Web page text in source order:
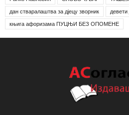
дан стваралаштва за дјецу зворник
књига афоризама ПУЦЊИ БЕЗ ОПОМЕНЕ